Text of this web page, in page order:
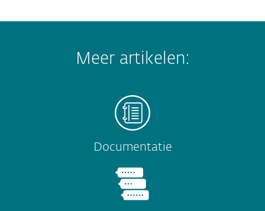
Meer artikelen:
Documentatie